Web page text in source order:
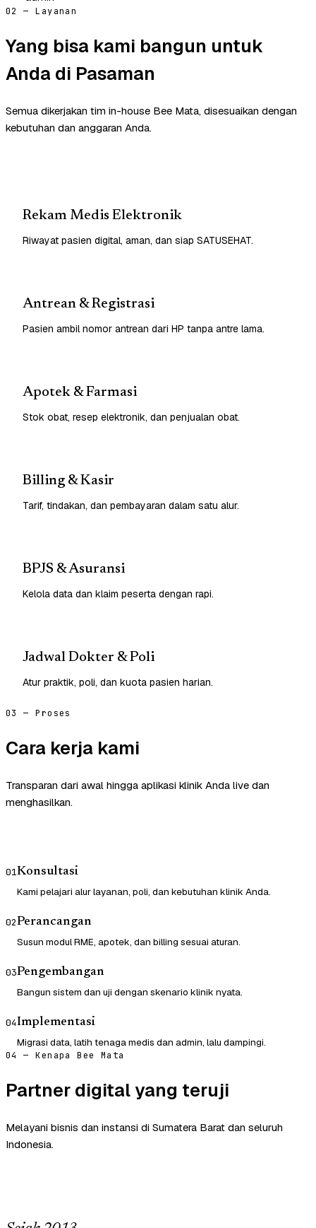
02 — Layanan
Yang bisa kami bangun untuk
Anda di Pasaman
Semua dikerjakan tim in-house Bee Mata, disesuaikan dengan
kebutuhan dan anggaran Anda.
Rekam Medis Elektronik
Riwayat pasien digital, aman, dan siap SATUSEHAT.
Antrean & Registrasi
Pasien ambil nomor antrean dari HP tanpa antre lama.
Apotek & Farmasi
Stok obat, resep elektronik, dan penjualan obat.
Billing & Kasir
Tarif, tindakan, dan pembayaran dalam satu alur.
BPJS & Asuransi
Kelola data dan klaim peserta dengan rapi.
Jadwal Dokter & Poli
Atur praktik, poli, dan kuota pasien harian.
03 — Proses
Cara kerja kami
Transparan dari awal hingga aplikasi klinik Anda live dan
menghasilkan.
01Konsultasi
Kami pelajari alur layanan, poli, dan kebutuhan klinik Anda.
02Perancangan
Susun modul RME, apotek, dan billing sesuai aturan.
03Pengembangan
Bangun sistem dan uji dengan skenario klinik nyata.
04Implementasi
Migrasi data, latih tenaga medis dan admin, lalu dampingi.
04 — Kenapa Bee Mata
Partner digital yang teruji
Melayani bisnis dan instansi di Sumatera Barat dan seluruh
Indonesia.